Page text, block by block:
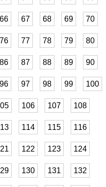
66 67 68 69 70
76 77 78 79 80
86 87 88 89 90
96 97 98 99 100
106 107 108
114 115 116
122 123 124
130 131 132